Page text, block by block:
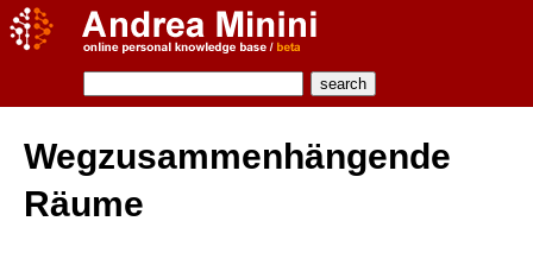
Wegzusammenhängende
Räume